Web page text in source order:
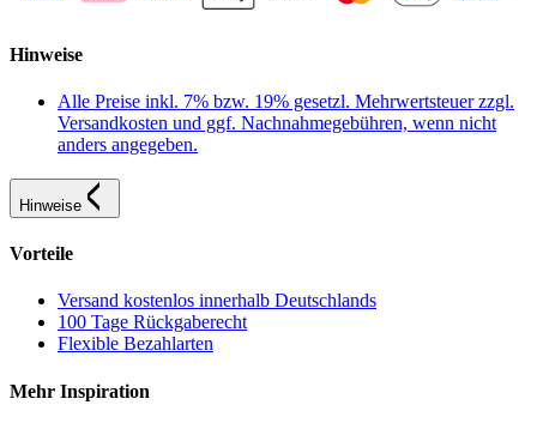
Hinweise
Alle Preise inkl. 7% bzw. 19% gesetzl. Mehrwertsteuer zzgl.
Versandkosten und ggf. Nachnahmegebühren, wenn nicht
anders angegeben.
Hinweise
Vorteile
Versand kostenlos innerhalb Deutschlands
100 Tage Rückgaberecht
Flexible Bezahlarten
Mehr Inspiration